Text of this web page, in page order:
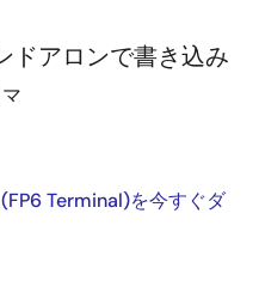
ドアロンで書き込み
Terminal)を今すぐダ